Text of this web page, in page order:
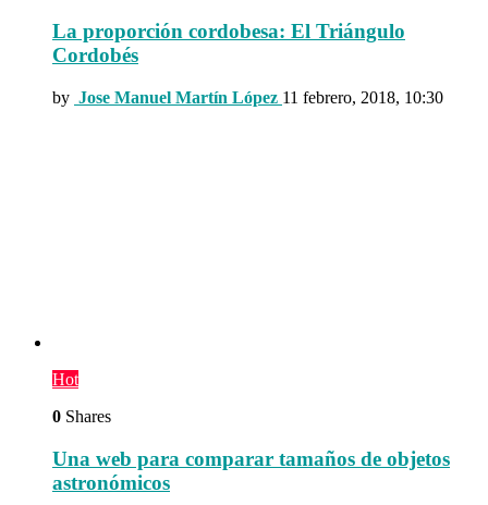
La proporción cordobesa: El Triángulo
Cordobés
by Jose Manuel Martín López 11 febrero, 2018, 10:30
Hot
0 Shares
Una web para comparar tamaños de objetos
astronómicos